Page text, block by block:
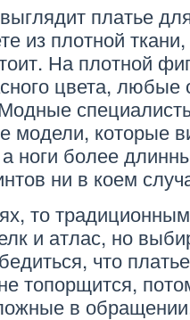
платье
из плотной
На плотной
цвета, любые
модели, которые
ноги более
ни в коем
то
и атлас, но
что
топорщится,
в